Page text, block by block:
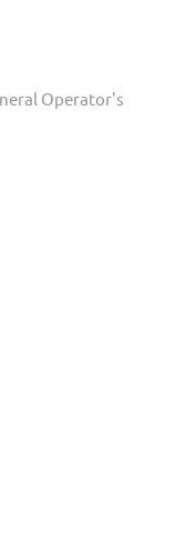
Operator's